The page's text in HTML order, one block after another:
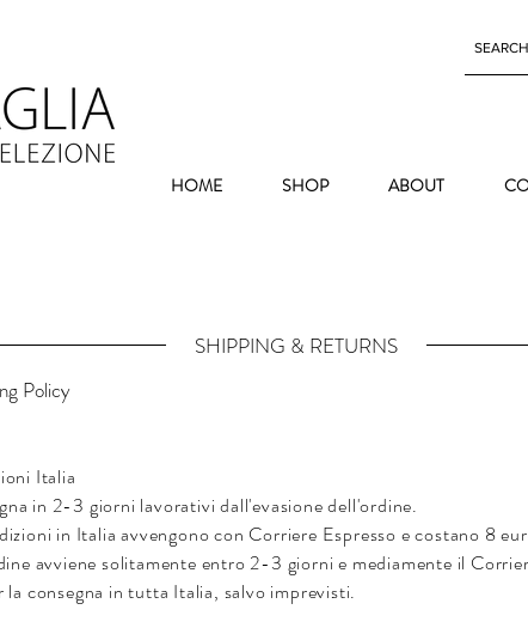
HOME SHOP ABOUT
SHIPPING & RETURNS
Policy
Italia
in 2-3 giorni lavorativi dall'evasione dell'ordine.
in Italia avvengono con Corriere Espresso e costano 8
avviene solitamente entro 2-3 giorni e mediamente il
la consegna in tutta Italia, salvo imprevisti.